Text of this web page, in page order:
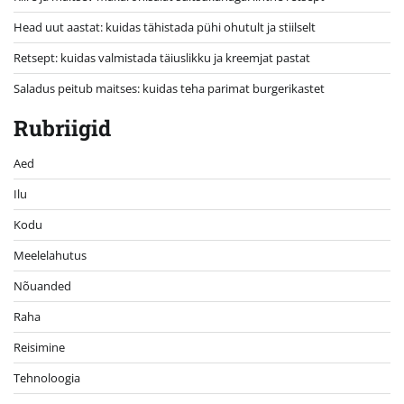
Head uut aastat: kuidas tähistada pühi ohutult ja stiilselt
Retsept: kuidas valmistada täiuslikku ja kreemjat pastat
Saladus peitub maitses: kuidas teha parimat burgerikastet
Rubriigid
Aed
Ilu
Kodu
Meelelahutus
Nõuanded
Raha
Reisimine
Tehnoloogia